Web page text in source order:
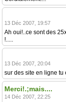
13 Déc 2007, 19:57
Ah oui!..ce sont des
!.....
13 Déc 2007, 20:04
sur des site en ligne tu
Merci!.;mais....
14 Déc 2007, 22:25